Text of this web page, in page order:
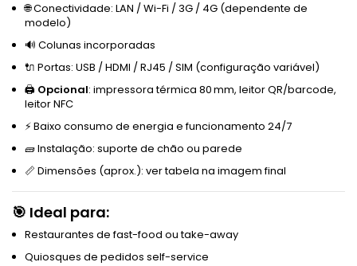
🌐 Conectividade: LAN / Wi-Fi / 3G / 4G (dependente de
modelo)
🔊 Colunas incorporadas
🔌 Portas: USB / HDMI / RJ45 / SIM (configuração variável)
🖨️ Opcional: impressora térmica 80 mm, leitor QR/barcode,
leitor NFC
⚡ Baixo consumo de energia e funcionamento 24/7
🧱 Instalação: suporte de chão ou parede
📏 Dimensões (aprox.): ver tabela na imagem final
🎯 Ideal para:
Restaurantes de fast-food ou take-away
Quiosques de pedidos self-service